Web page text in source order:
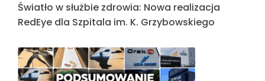
Światło w służbie zdrowia: Nowa realizacja
RedEye dla Szpitala im. K. Grzybowskiego